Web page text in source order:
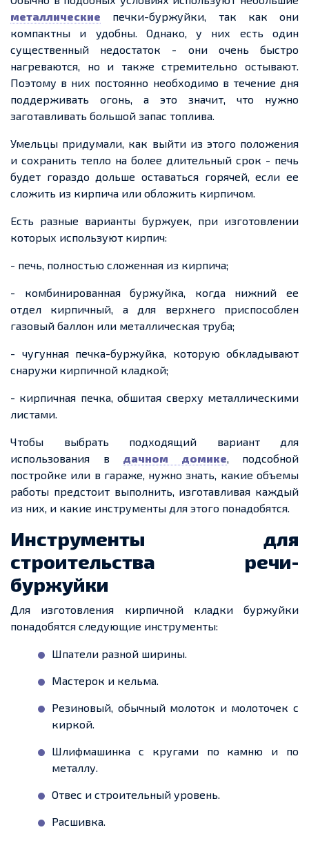
металлические печки-буржуйки, так как они
компактны и удобны. Однако, у них есть один
существенный недостаток - они очень быстро
нагреваются, но и также стремительно остывают.
Поэтому в них постоянно необходимо в течение дня
поддерживать огонь, а это значит, что нужно
заготавливать большой запас топлива.
Умельцы придумали, как выйти из этого положения
и сохранить тепло на более длительный срок - печь
будет гораздо дольше оставаться горячей, если ее
сложить из кирпича или обложить кирпичом.
Есть разные варианты буржуек, при изготовлении
которых используют кирпич:
- печь, полностью сложенная из кирпича;
- комбинированная буржуйка, когда нижний ее
отдел кирпичный, а для верхнего приспособлен
газовый баллон или металлическая труба;
- чугунная печка-буржуйка, которую обкладывают
снаружи кирпичной кладкой;
- кирпичная печка, обшитая сверху металлическими
листами.
Чтобы выбрать подходящий вариант для
использования в дачном домике, подсобной
постройке или в гараже, нужно знать, какие объемы
работы предстоит выполнить, изготавливая каждый
из них, и какие инструменты для этого понадобятся.
Инструменты для
строительства речи-
буржуйки
Для изготовления кирпичной кладки буржуйки
понадобятся следующие инструменты:
Шпатели разной ширины.
Мастерок и кельма.
Резиновый, обычный молоток и молоточек с
киркой.
Шлифмашинка с кругами по камню и по
металлу.
Отвес и строительный уровень.
Расшивка.